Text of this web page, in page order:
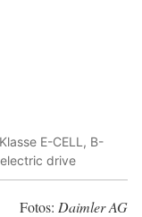
E-CELL, B-
drive
Fotos: Daimler AG